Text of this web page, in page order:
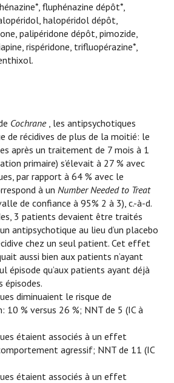
fluphénazine dépôt*,
halopéridol dépôt,
palipéridone dépôt, pimozide,
rispéridone, trifluopérazine*,
Cochrane, les antipsychotiques
de récidives de plus de la moitié: le
après un traitement de 7 mois à 1
primaire) s’élevait à 27 % avec
par rapport à 64 % avec le
à unNumber Needed to Treat
de confiance à 95% 2 à 3), c.-à-d.
3 patients devaient être traités
antipsychotique au lieu d’un placebo
chez un seul patient. Cet effet
aussi bien aux patients n’ayant
épisode qu’aux patients ayant déjà
épisodes.
diminuaient le risque de
10 % versus 26 %; NNT de 5 (IC à
étaient associés à un effet
agressif; NNT de 11 (IC
étaient associés à un effet